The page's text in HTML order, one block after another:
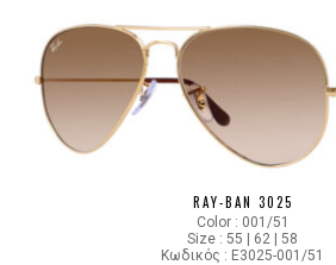
RAY-BAN 3025
Color : 001/51
Size : 55 | 62 | 58
Κωδικός : E3025-001/51